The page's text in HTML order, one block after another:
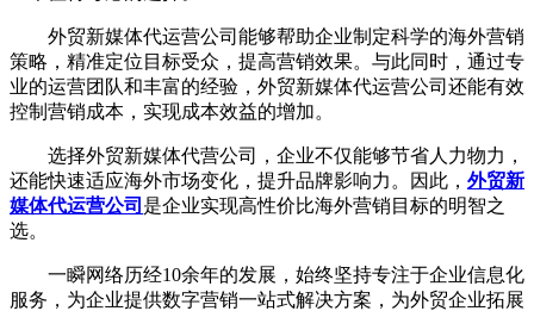
外贸新媒体代运营公司能够帮助企业制定科学的海外营销
策略，精准定位目标受众，提高营销效果。与此同时，通过专
业的运营团队和丰富的经验，外贸新媒体代运营公司还能有效
控制营销成本，实现成本效益的增加。
选择外贸新媒体代营公司，企业不仅能够节省人力物力，
还能快速适应海外市场变化，提升品牌影响力。因此， 外贸新
媒体代运营公司 是企业实现高性价比海外营销目标的明智之
选。
一瞬网络历经10余年的发展，始终坚持专注于企业信息化
服务，为企业提供数字营销一站式解决方案，为外贸企业拓展